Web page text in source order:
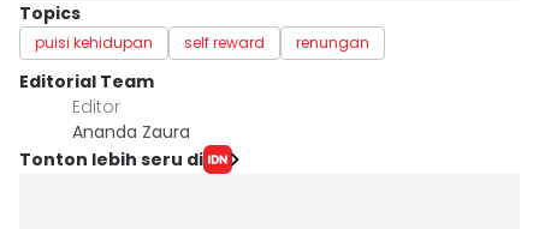
Topics
puisi kehidupan self reward renungan
Editorial Team
Editor
Ananda Zaura
Tonton lebih seru di